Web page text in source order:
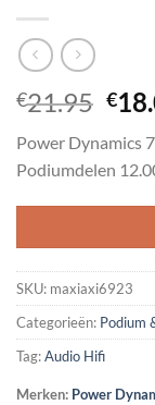
€21.95 €
Power Dynamics
Podiumdelen
SKU: maxiaxi6923
Categorieën: Podium
Tag:Audio Hifi
Merken: Power